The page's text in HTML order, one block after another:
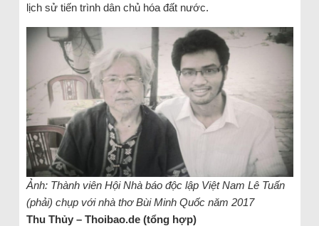
lịch sử tiến trình dân chủ hóa đất nước.
Ảnh: Thành viên Hội Nhà báo độc lập Việt Nam Lê Tuấn
(phải) chụp với nhà thơ Bùi Minh Quốc năm 2017
Thu Thủy – Thoibao.de (tổng hợp)